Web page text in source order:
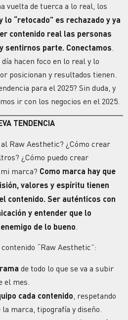
vuelta de tuerca a lo real, los
lo “retocado” es rechazado y ya
contenido real las personas
sentirnos parte. Conectamos
hacen foco en lo real y lo
posicionan y resultados tienen.
para el 2025? Sin duda, y
ir con los negocios en el 2025.
TENDENCIA
Raw Aesthetic? ¿Cómo crear
¿Cómo puedo crear
marca? Como marca hay que
valores y espíritu tienen
contenido. Ser auténticos con
y entender que lo
de lo bueno
“Raw Aesthetic”:
de todo lo que se va a subir
el mes.
cada contenido , respetando
la marca , tipografía y diseño.